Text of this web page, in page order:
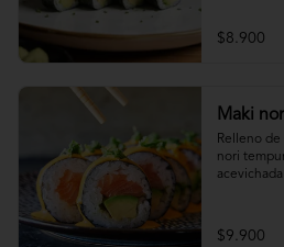
$8.900
Maki
Relleno
nori
$9.900